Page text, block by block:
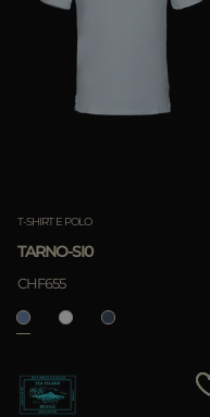
T-SHIRT E POLO
TARNO-SI0
CHF655